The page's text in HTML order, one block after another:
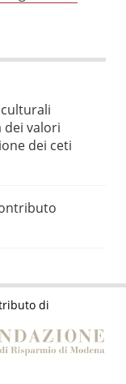
dei valori
dei ceti
di